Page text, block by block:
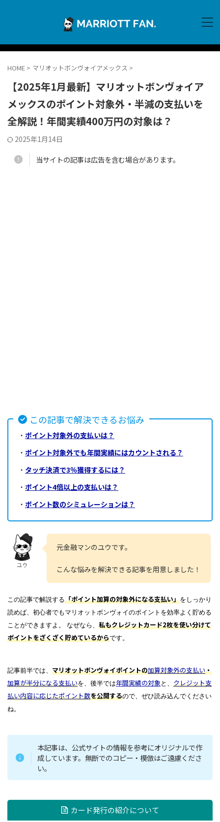
HOME > マリオットボンヴォイアメックス >
【2025年1月最新】マリオットボンヴォイア
メックスのポイント対象外・半減の支払いを
全解説！年間実績400万円の対象は？
2025年1月14日
当サイトの記事は広告を含む場合があります。
この記事で解決できるお悩み
・ ポイント対象外の支払いは？
・ ポイント対象外でも年間実績にはカウントされる？
・ タッチ決済で3％獲得するには？
・ ポイント4倍以上の支払いは？
・ ポイント数のシミュレーションは？
ユウ
元金融マンのユウです。
こんな悩みを解決できる記事を用意しました！
この記事で解説する「ポイント加算の対象外になる支払い」をしっかり
読めば、初心者でもマリオットボンヴォイのポイントを効率よく貯める
ことができますよ。 なぜなら、 私もクレジットカード2枚を使い分けて
ポイントをざくざく貯めているからです。
記事前半では、 マリオットボンヴォイポイントの加算対象外の支払い・
加算が半分になる支払いを、後半では年間実績の対象 と、 クレジット支
払い内容に応じたポイント数を公開するので、ぜひ読み込んでください
ね。
本記事は、公式サイトの情報を参考にオリジナルで作
成しています。無断でのコピー・模倣はご遠慮くださ
い。
カード発行の紹介について